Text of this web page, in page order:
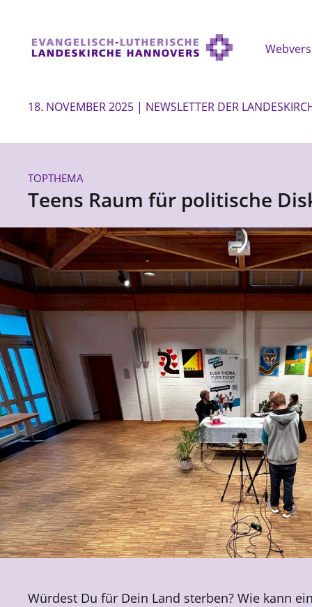
18. NOVEMBER 2025 | NEWSLETTER DER
TOPTHEMA
Teens Raum für politische
Würdest Du für Dein Land sterben? Wie kann